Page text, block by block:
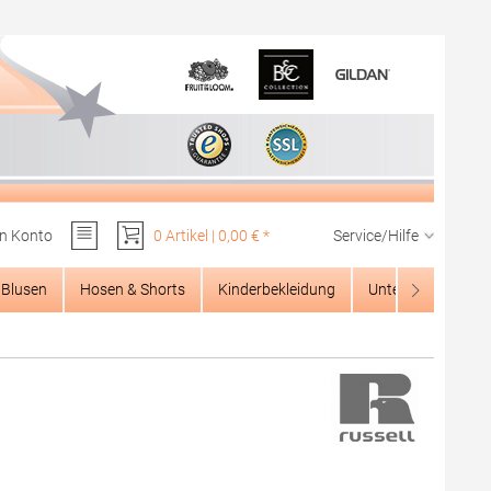
Konto
0 Artikel | 0,00 € * Service/Hilfe
Hosen & Shorts Kinderbekleidung Unterwäsche